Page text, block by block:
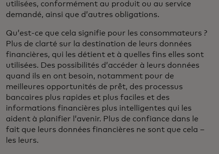
utilisées, conformément au produit ou au service
demandé, ainsi que d’autres obligations.
Qu’est-ce que cela signifie pour les consommateurs ?
Plus de clarté sur la destination de leurs données
financières, qui les détient et à quelles fins elles sont
utilisées. Des possibilités d’accéder à leurs données
quand ils en ont besoin, notamment pour de
meilleures opportunités de prêt, des processus
bancaires plus rapides et plus faciles et des
informations financières plus intelligentes qui les
aident à planifier l’avenir. Plus de confiance dans le
fait que leurs données financières ne sont que cela –
les leurs.